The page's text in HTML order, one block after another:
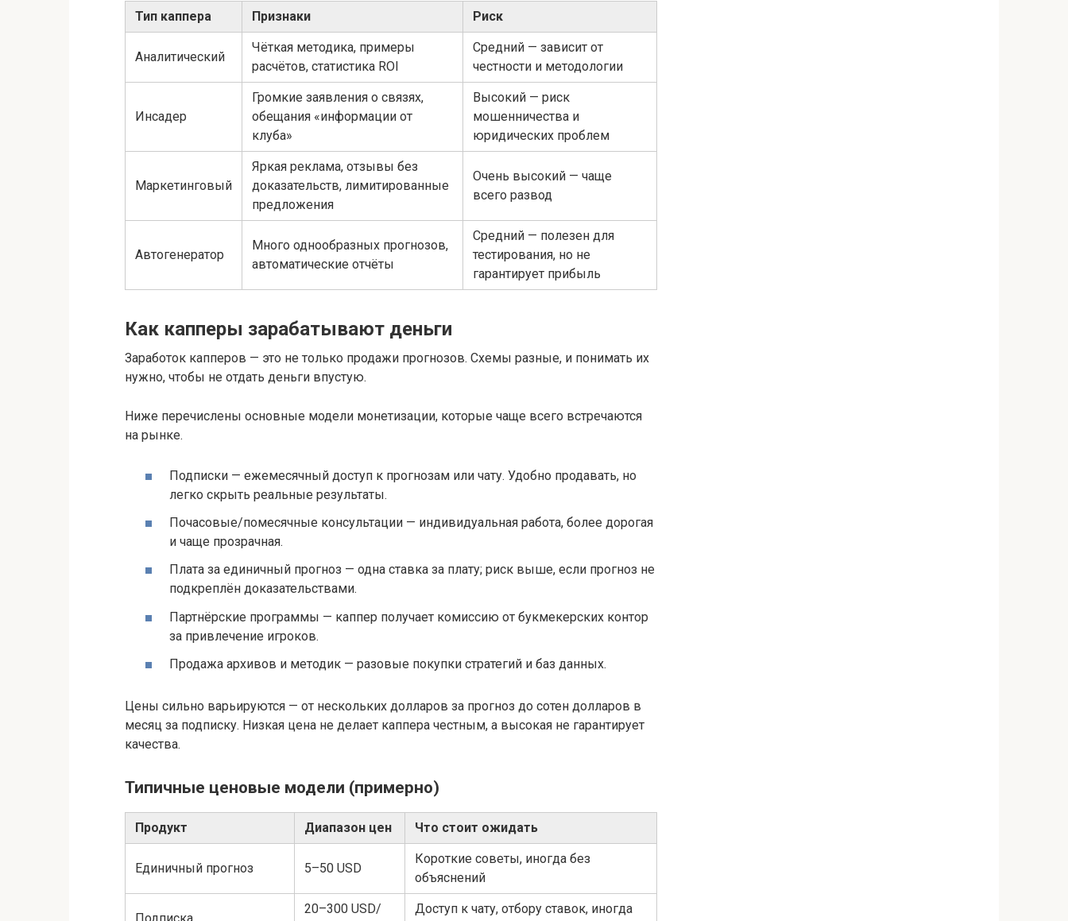
Тип каппера Признаки Риск
Аналитический
Чёткая методика, примеры
расчётов, статистика ROI
Средний — зависит от
честности и методологии
Инсадер
Громкие заявления о связях,
обещания «информации от
клуба»
Высокий — риск
мошенничества и
юридических проблем
Маркетинговый
Яркая реклама, отзывы без
доказательств, лимитированные
предложения
Очень высокий — чаще
всего развод
Автогенератор
Много однообразных прогнозов,
автоматические отчёты
Средний — полезен для
тестирования, но не
гарантирует прибыль
Как капперы зарабатывают деньги
Заработок капперов — это не только продажи прогнозов. Схемы разные, и понимать их
нужно, чтобы не отдать деньги впустую.
Ниже перечислены основные модели монетизации, которые чаще всего встречаются
на рынке.
Подписки — ежемесячный доступ к прогнозам или чату. Удобно продавать, но
легко скрыть реальные результаты.
Почасовые/помесячные консультации — индивидуальная работа, более дорогая
и чаще прозрачная.
Плата за единичный прогноз — одна ставка за плату; риск выше, если прогноз не
подкреплён доказательствами.
Партнёрские программы — каппер получает комиссию от букмекерских контор
за привлечение игроков.
Продажа архивов и методик — разовые покупки стратегий и баз данных.
Цены сильно варьируются — от нескольких долларов за прогноз до сотен долларов в
месяц за подписку. Низкая цена не делает каппера честным, а высокая не гарантирует
качества.
Типичные ценовые модели (примерно)
Продукт Диапазон цен Что стоит ожидать
Единичный прогноз 5–50 USD
Короткие советы, иногда без
объяснений
20–300 USD/
Доступ к чату, отбору ставок, иногда